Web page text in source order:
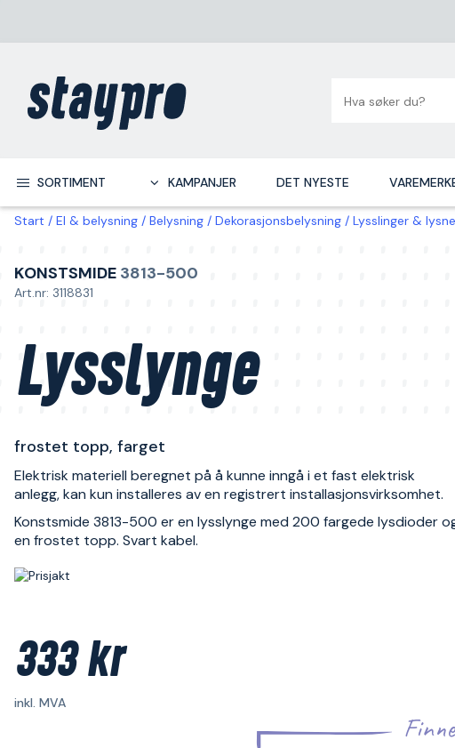
SORTIMENT KAMPANJER DET NYESTE
Start El & belysning Belysning Dekorasjonsbelysning Lysslinger &
KONSTSMIDE 3813-500
Art.nr: 3118831
Lysslynge
frostet topp, farget
Elektrisk materiell beregnet på å kunne inngå i et fast elektrisk
anlegg, kan kun installeres av en registrert installasjonsvirksomhet.
Konstsmide 3813-500 er en lysslynge med 200 fargede lysdioder
en frostet topp. Svart kabel.
333 kr
inkl. MVA